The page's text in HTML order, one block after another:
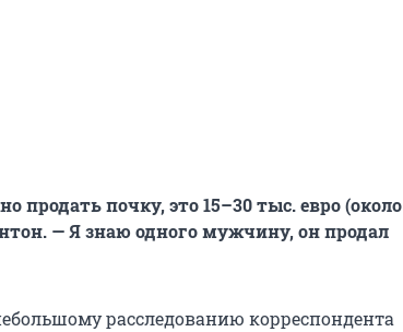
продать почку, это 15–30 тыс. евро (около
— Я знаю одного мужчину, он продал
расследованию корреспондента